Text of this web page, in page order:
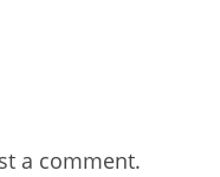
a comment.